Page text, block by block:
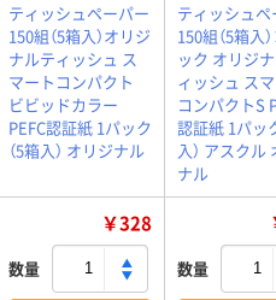
ティッシュペーパー
150組（5箱入）オリジ
ナルティッシュ ス
マートコンパクト
ビビッドカラー
PEFC認証紙 1パック
（5箱入） オリジナル
ティッシュ
150組（5箱入
ック オリジ
ィッシュ ス
コンパクトS
認証紙 1パッ
入） アスクル
ナル
￥328
数量 数量